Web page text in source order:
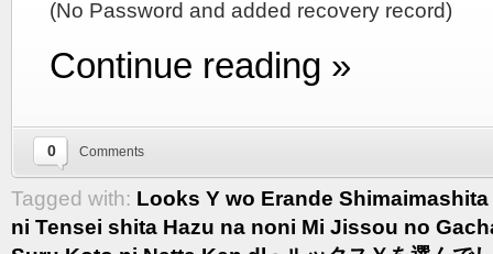
(No Password and added recovery record)
Continue reading »
0 Comments
Tagged with: Looks Y wo Erande
ni Tensei shita Hazu na noni Mi Jissou no